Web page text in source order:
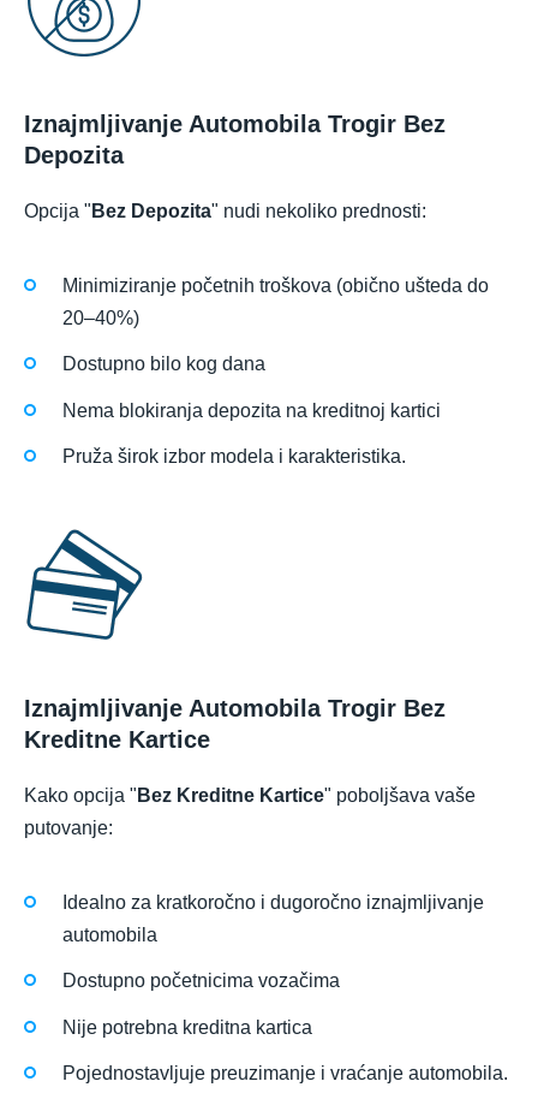
Iznajmljivanje Automobila Trogir Bez
Depozita
Opcija " Bez Depozita" nudi nekoliko prednosti:
Minimiziranje početnih troškova (obično ušteda do
20–40%)
Dostupno bilo kog dana
Nema blokiranja depozita na kreditnoj kartici
Pruža širok izbor modela i karakteristika.
Iznajmljivanje Automobila Trogir Bez
Kreditne Kartice
Kako opcija " Bez Kreditne Kartice" poboljšava vaše
putovanje:
Idealno za kratkoročno i dugoročno iznajmljivanje
automobila
Dostupno početnicima vozačima
Nije potrebna kreditna kartica
Pojednostavljuje preuzimanje i vraćanje automobila.